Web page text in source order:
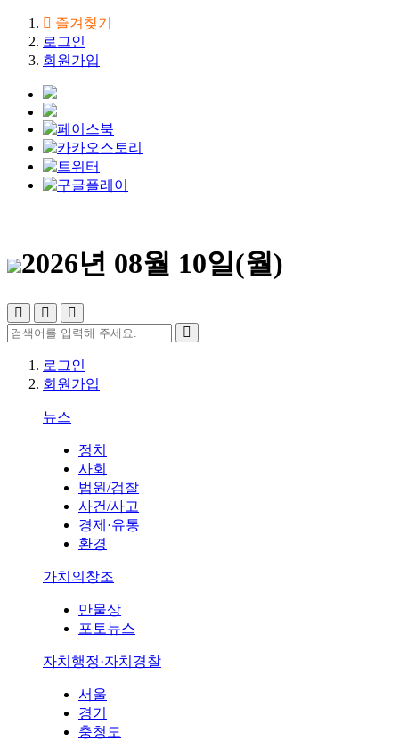
즐겨찾기
로그인
회원가입
2026년 08월 10일(월)
로그인
회원가입
뉴스
정치
사회
법원/검찰
사건/사고
경제·유통
환경
가치의창조
만물상
포토뉴스
자치행정·자치경찰
서울
경기
충청도